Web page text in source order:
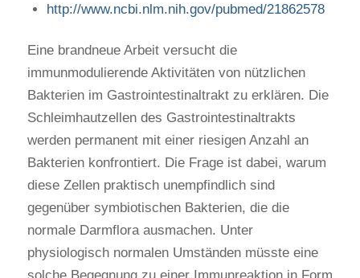
http://www.ncbi.nlm.nih.gov/pubmed/21862578
Eine brandneue Arbeit versucht die
immunmodulierende Aktivitäten von nützlichen
Bakterien im Gastrointestinaltrakt zu erklären. Die
Schleimhautzellen des Gastrointestinaltrakts
werden permanent mit einer riesigen Anzahl an
Bakterien konfrontiert. Die Frage ist dabei, warum
diese Zellen praktisch unempfindlich sind
gegenüber symbiotischen Bakterien, die die
normale Darmflora ausmachen. Unter
physiologisch normalen Umständen müsste eine